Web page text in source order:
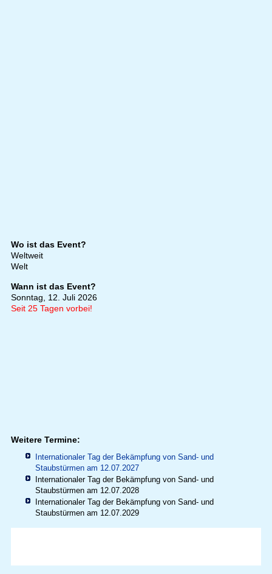
Wo ist das Event?
Weltweit
Welt
Wann ist das Event?
Sonntag, 12. Juli 2026
Seit 25 Tagen vorbei!
Weitere Termine:
Internationaler Tag der Bekämpfung von Sand- und
Staubstürmen am 12.07.2027
Internationaler Tag der Bekämpfung von Sand- und
Staubstürmen am 12.07.2028
Internationaler Tag der Bekämpfung von Sand- und
Staubstürmen am 12.07.2029